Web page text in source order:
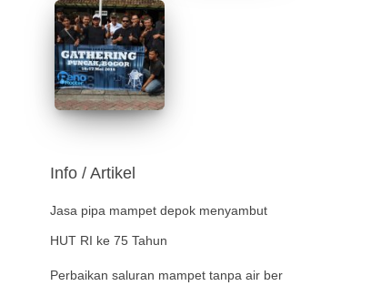
Info / Artikel
Jasa pipa mampet depok menyambut
HUT RI ke 75 Tahun
Perbaikan saluran mampet tanpa air ber